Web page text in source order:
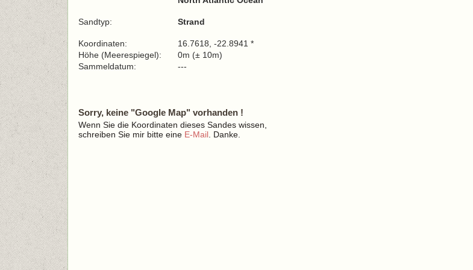
Sandtyp: Strand
Koordinaten:
16.7618, -22.8941 *
Höhe (Meerespiegel):
0m (± 10m)
Sammeldatum:
---
Sorry, keine "Google Map" vorhanden !
Wenn Sie die Koordinaten dieses Sandes wissen,
schreiben Sie mir bitte eine E-Mail . Danke.